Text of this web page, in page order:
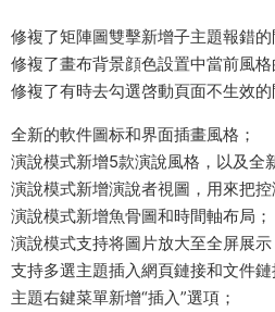
修複了矩陣圖雙擊新增子主題報錯的
修複了畫布背景顔色設置中當前風
修複了有時去勾選啓動頁面不生效的
全新的軟件圖标和界面插畫風格；
演說模式新增5款演說風格，以及全
演說模式新增演說者視圖，用來把
演說模式新增魚骨圖和時間軸布局；
演說模式支持将圖片放大至全屏展示
支持多選主題插入網頁鏈接和文件鏈
主題右鍵菜單新增“插入”選項；